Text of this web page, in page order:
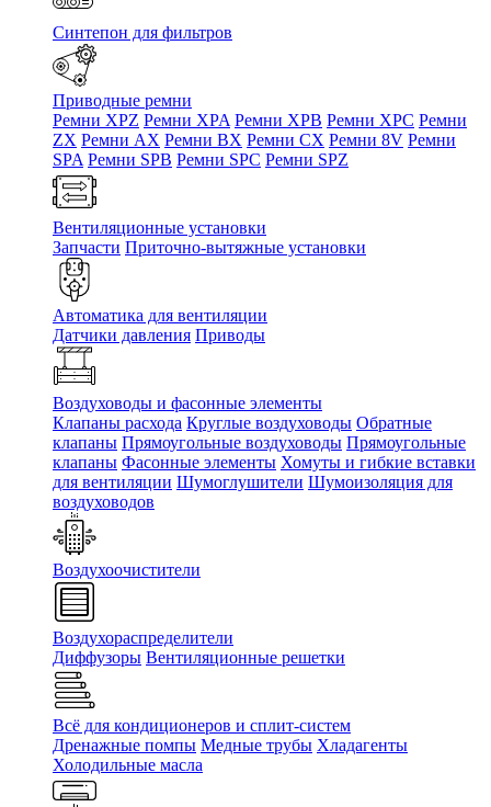
Синтепон для фильтров
Приводные ремни
Ремни XPZ Ремни XPA Ремни XPB Ремни XPC Ремни
ZX Ремни AX Ремни BX Ремни CX Ремни 8V Ремни
SPA Ремни SPB Ремни SPC Ремни SPZ
Вентиляционные установки
Запчасти Приточно-вытяжные установки
Автоматика для вентиляции
Датчики давления Приводы
Воздуховоды и фасонные элементы
Клапаны расхода Круглые воздуховоды Обратные
клапаны Прямоугольные воздуховоды Прямоугольные
клапаны Фасонные элементы Хомуты и гибкие вставки
для вентиляции Шумоглушители Шумоизоляция для
воздуховодов
Воздухоочистители
Воздухораспределители
Диффузоры Вентиляционные решетки
Всё для кондиционеров и сплит-систем
Дренажные помпы Медные трубы Хладагенты
Холодильные масла